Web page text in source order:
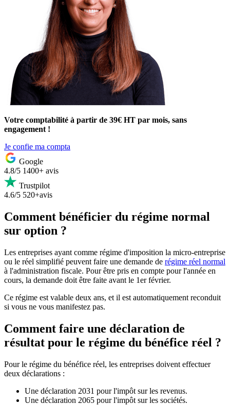
Votre comptabilité à partir de 39€ HT par mois, sans
engagement !
Je confie ma compta
Google
4.8/5 1400+ avis
Trustpilot
4.6/5 520+avis
Comment bénéficier du régime normal
sur option ?
Les entreprises ayant comme régime d'imposition la micro-entreprise
ou le réel simplifié peuvent faire une demande de régime réel normal
à l'administration fiscale. Pour être pris en compte pour l'année en
cours, la demande doit être faite avant le 1er février.
Ce régime est valable deux ans, et il est automatiquement reconduit
si vous ne vous manifestez pas.
Comment faire une déclaration de
résultat pour le régime du bénéfice réel ?
Pour le régime du bénéfice réel, les entreprises doivent effectuer
deux déclarations :
Une déclaration 2031 pour l'impôt sur les revenus.
Une déclaration 2065 pour l'impôt sur les sociétés.